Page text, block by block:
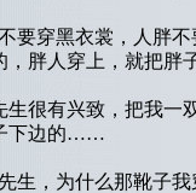
黑衣裳，人胖不要
，胖人穿上，就把
有兴致，把我一双
下边的……
，为什么那靴子我